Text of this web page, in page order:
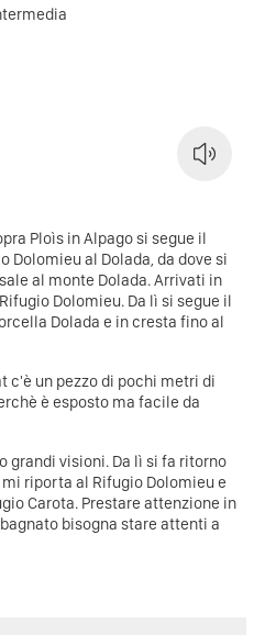
Ploìs in Alpago si segue il
Dolomieu al Dolada, da dove si
al monte Dolada. Arrivati in
Dolomieu. Da lì si segue il
Dolada e in cresta fino al
c'è un pezzo di pochi metri di
è esposto ma facile da
grandi visioni. Da lì si fa ritorno
riporta al Rifugio Dolomieu e
Carota. Prestare attenzione in
bisogna stare attenti a